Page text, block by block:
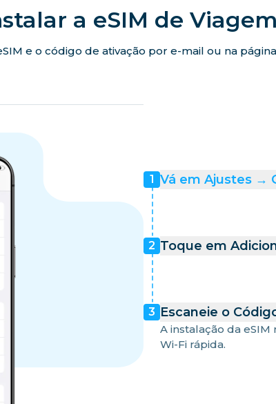
a eSIM de
e o código de ativação por e-mail ou na
1 Vá em Ajustes →
2 Toque em
3 Escaneie o
A instalação da
Wi-Fi rápida.